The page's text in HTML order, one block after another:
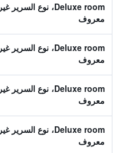
Deluxe room، نوع السرير غير
معروف
Deluxe room، نوع السرير غير
معروف
Deluxe room، نوع السرير غير
معروف
Deluxe room، نوع السرير غير
معروف